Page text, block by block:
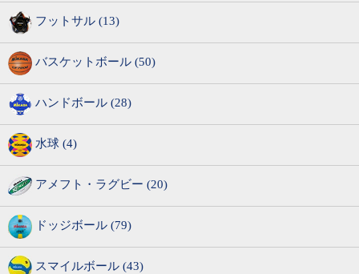
フットサル (13)
バスケットボール (50)
ハンドボール (28)
水球 (4)
アメフト・ラグビー (20)
ドッジボール (79)
スマイルボール (43)